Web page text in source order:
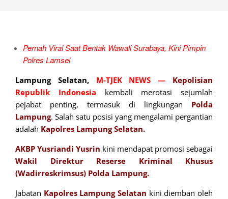
Pernah Viral Saat Bentak Wawali Surabaya, Kini Pimpin
Polres Lamsel
Lampung Selatan, M-TJEK NEWS —
Kepolisian
Republik Indonesia kembali merotasi sejumlah
pejabat penting, termasuk di lingkungan Polda
Lampung. Salah satu posisi yang mengalami pergantian
adalah Kapolres Lampung Selatan.
AKBP Yusriandi Yusrin kini mendapat promosi sebagai
Wakil Direktur Reserse Kriminal Khusus
(Wadirreskrimsus) Polda Lampung.
Jabatan Kapolres Lampung Selatan kini diemban oleh